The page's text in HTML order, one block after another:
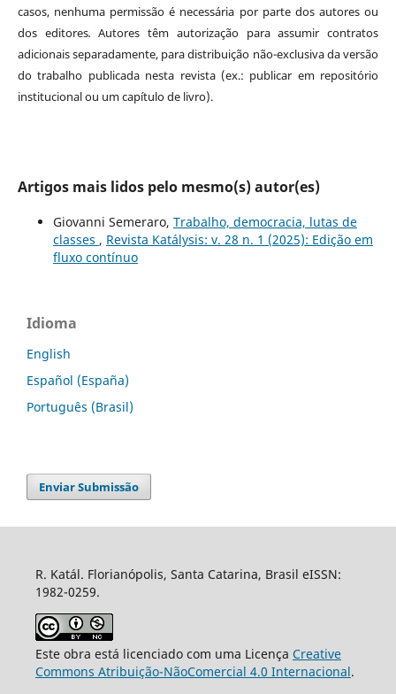
casos, nenhuma permissão é necessária por parte dos autores ou
dos editores.Autores têm autorização para assumir contratos
adicionais separadamente, para distribuição não-exclusiva da versão
do trabalho publicada nesta revista (ex.: publicar em repositório
institucional ou um capítulo de livro).
Artigos mais lidos pelo mesmo(s) autor(es)
Giovanni Semeraro, Trabalho, democracia, lutas de
classes , Revista Katálysis: v. 28 n. 1 (2025): Edição em
fluxo contínuo
Idioma
English
Español (España)
Português (Brasil)
Enviar Submissão
R. Katál. Florianópolis, Santa Catarina, Brasil eISSN:
1982-0259.
Este obra está licenciado com uma Licença Creative
Commons Atribuição-NãoComercial 4.0 Internacional.